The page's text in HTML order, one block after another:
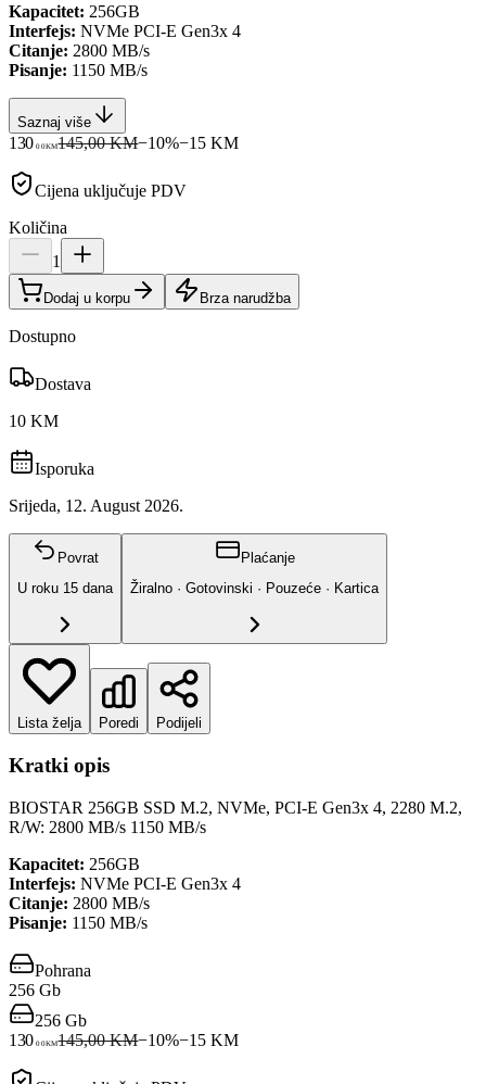
Kapacitet: 256GB
Interfejs: NVMe PCI-E Gen3x 4
Citanje: 2800 MB/s
Pisanje: 1150 MB/s
Saznaj više
130 00KM145,00 KM−10%−15 KM
Cijena uključuje PDV
Količina
1
Dodaj u korpu Brza narudžba
Dostupno
Dostava
10 KM
Isporuka
Srijeda, 12. August 2026.
Povrat
U roku 15 dana
Plaćanje
Žiralno · Gotovinski · Pouzeće · Kartica
Lista želja Poredi Podijeli
Kratki opis
BIOSTAR 256GB SSD M.2, NVMe, PCI-E Gen3x 4, 2280 M.2,
R/W: 2800 MB/s 1150 MB/s
Kapacitet: 256GB
Interfejs: NVMe PCI-E Gen3x 4
Citanje: 2800 MB/s
Pisanje: 1150 MB/s
Pohrana
256 Gb
256 Gb
130 00KM145,00 KM−10%−15 KM